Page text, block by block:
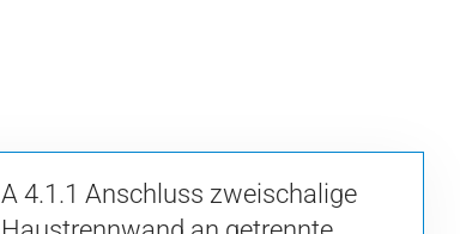
A 4.1.1 Anschluss zweischalige